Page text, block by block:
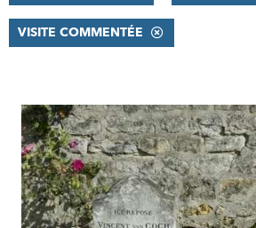
VISITE COMMENTÉE
RÉSULTATS